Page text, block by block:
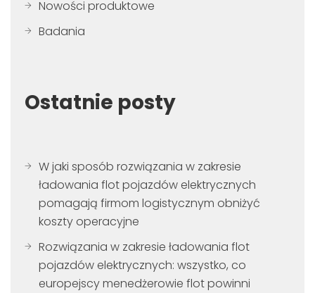
Nowości produktowe
Badania
Ostatnie posty
W jaki sposób rozwiązania w zakresie
ładowania flot pojazdów elektrycznych
pomagają firmom logistycznym obniżyć
koszty operacyjne
Rozwiązania w zakresie ładowania flot
pojazdów elektrycznych: wszystko, co
europejscy menedżerowie flot powinni